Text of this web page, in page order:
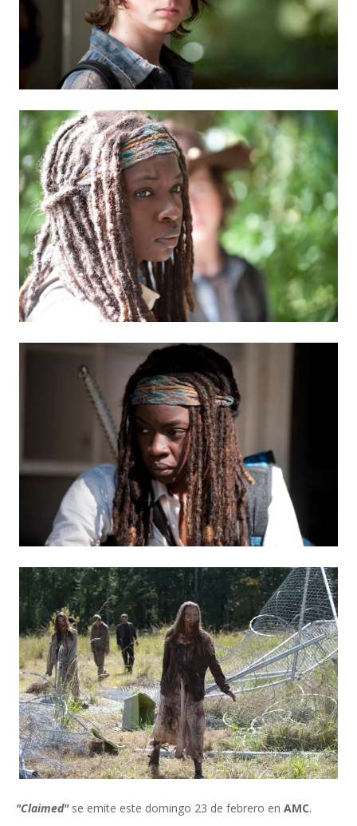
"Claimed"se emite este domingo 23 de febrero en AMC.